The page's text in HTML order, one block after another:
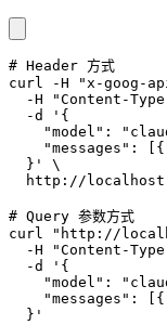
# Header 方式
curl -H "x-goog-
-H "Content-
  -d '{
"model":
"messages":
  }' \
http://
# Query 参数方式
curl "http://
-H "Content-
  -d '{
"model":
"messages":
  }'